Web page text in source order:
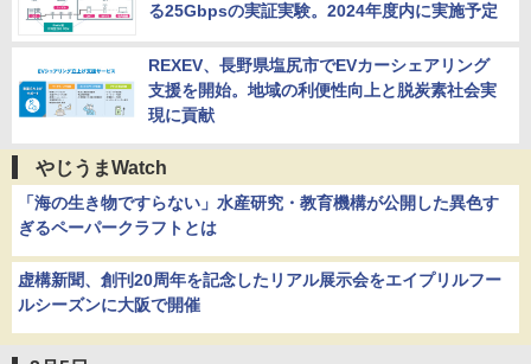
る25Gbpsの実証実験。2024年度内に実施予定
REXEV、長野県塩尻市でEVカーシェアリング
支援を開始。地域の利便性向上と脱炭素社会実
現に貢献
やじうまWatch
「海の生き物ですらない」水産研究・教育機構が公開した異色す
ぎるペーパークラフトとは
虚構新聞、創刊20周年を記念したリアル展示会をエイプリルフー
ルシーズンに大阪で開催